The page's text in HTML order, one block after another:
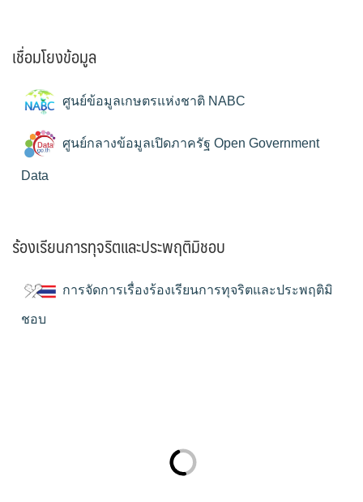
เชื่อมโยงข้อมูล
ศูนย์ข้อมูลเกษตรแห่งชาติ NABC
ศูนย์กลางข้อมูลเปิดภาครัฐ Open Government
Data
ร้องเรียนการทุจริตและประพฤติมิชอบ
การจัดการเรื่องร้องเรียนการทุจริตและประพฤติมิ
ชอบ